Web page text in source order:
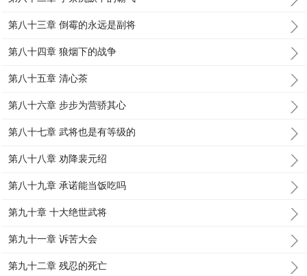
第八十三章 倒霉的永远是副将
第八十四章 狼烟下的战争
第八十五章 清心茶
第八十六章 步步为营骄其心
第八十七章 武将也是有等级的
第八十八章 劝降裴元绍
第八十九章 承诺能当饭吃吗
第九十章 十大绝世武将
第九十一章 诉苦大会
第九十二章 残忍的死亡